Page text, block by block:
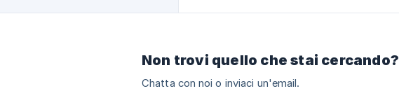
Non trovi quello che stai cercando?
Chatta con noi o inviaci un'email.